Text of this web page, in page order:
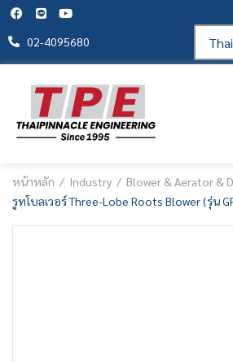
02-4095680 Thai
หน้าหลัก Industry Blower & Aerator &
รูทโบลเวอร์ Three-Lobe Roots Blower (รุ่น